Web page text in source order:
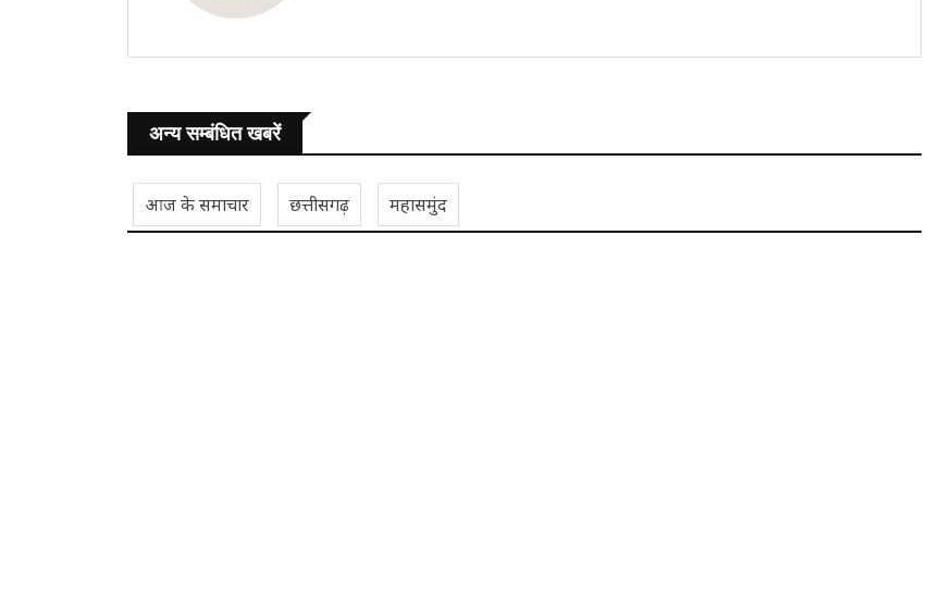
अन्य सम्बंधित खबरें
आज के समाचार छत्तीसगढ़ महासमुंद